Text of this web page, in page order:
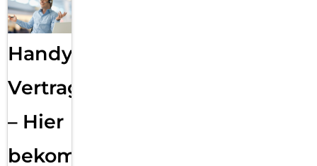
Handy
Vertragsabwicklung
– Hier
bekommst